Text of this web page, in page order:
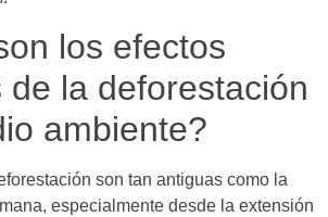
los efectos
de la deforestación
ambiente?
son tan antiguas como la
especialmente desde la extensión